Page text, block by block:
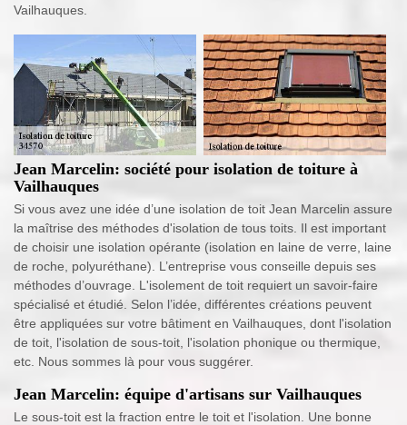
Vailhauques.
Jean Marcelin: société pour isolation de toiture à
Vailhauques
Si vous avez une idée d’une isolation de toit Jean Marcelin assure
la maîtrise des méthodes d'isolation de tous toits. Il est important
de choisir une isolation opérante (isolation en laine de verre, laine
de roche, polyuréthane). L’entreprise vous conseille depuis ses
méthodes d’ouvrage. L'isolement de toit requiert un savoir-faire
spécialisé et étudié. Selon l’idée, différentes créations peuvent
être appliquées sur votre bâtiment en Vailhauques, dont l'isolation
de toit, l'isolation de sous-toit, l'isolation phonique ou thermique,
etc. Nous sommes là pour vous suggérer.
Jean Marcelin: équipe d'artisans sur Vailhauques
Le sous-toit est la fraction entre le toit et l'isolation. Une bonne